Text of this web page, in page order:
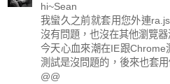
hi~Sean
我蠻久之前就套用您外連
沒有問題，也沒在其他瀏覽器
今天心血來潮在IE跟
測試是沒問題的，後來也套
@@